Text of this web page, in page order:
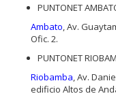
PUNTONET
Ambato, Av.
Ofic. 2.
PUNTONET
Riobamba, Av.
edificio Altos de